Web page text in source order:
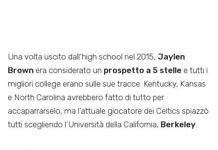
Una volta uscito dall’high school nel 2015, Jaylen
Brown era considerato un prospetto a 5 stelle e tutti i
migliori college erano sulle sue tracce. Kentucky, Kansas
e North Carolina avrebbero fatto di tutto per
accaparrarselo, ma l’attuale giocatore dei Celtics spiazzò
tutti scegliendo l’Università della California, Berkeley.